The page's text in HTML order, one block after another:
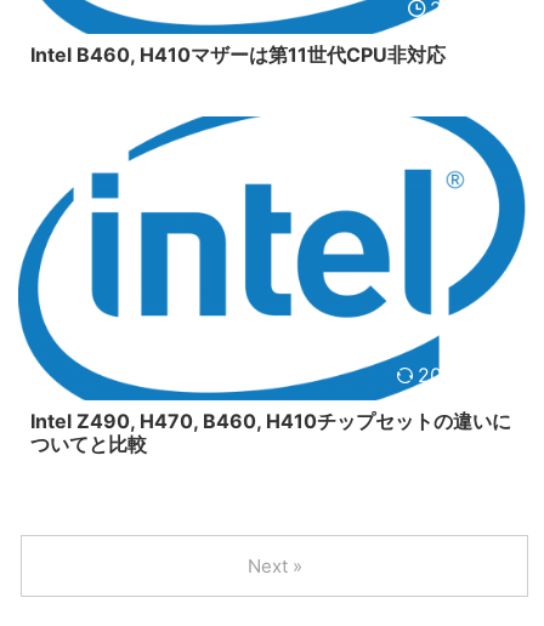
2021/2/9
Intel B460, H410マザーは第11世代CPU非対応
2020/5/21
Intel Z490, H470, B460, H410チップセットの違いに
ついてと比較
Next »